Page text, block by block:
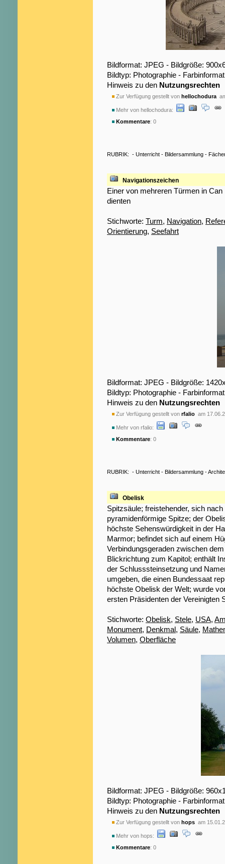
Bildformat: JPEG - Bildgröße:
Bildtyp: Photographie -
Hinweis zu den Nutzungsrechten
Zur Verfügung gestellt von hellochodura
Mehr von hellochodura:
Kommentare: 0
RUBRIK: - Unterricht - Bildersammlung -
Navigationszeichen
Einer von mehreren Türmen in
dienten
Stichworte: Turm, Navigation,
Orientierung, Seefahrt
Bildformat: JPEG - Bildgröße:
Bildtyp: Photographie -
Hinweis zu den Nutzungsrechten
Zur Verfügung gestellt von rfalio am
Mehr von rfalio:
Kommentare: 0
RUBRIK: - Unterricht - Bildersammlung -
Obelisk
Spitzsäule; freistehender, sich
pyramidenförmige Spitze; der
höchste Sehenswürdigkeit in der
Marmor; befindet sich auf einem
Verbindungsgeraden zwischen
Blickrichtung zum Kapitol; enthält
der Schlusssteinsetzung und
umgeben, die einen Bundessaat
höchste Obelisk der Welt; wurde
ersten Präsidenten der Vereinigten
Stichworte: Obelisk, Stele, USA,
Monument, Denkmal, Säule,
Volumen, Oberfläche
Bildformat: JPEG - Bildgröße:
Bildtyp: Photographie -
Hinweis zu den Nutzungsrechten
Zur Verfügung gestellt von hops am
Mehr von hops:
Kommentare: 0